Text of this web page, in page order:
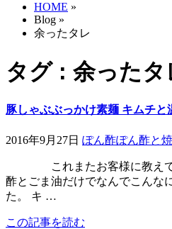
HOME »
Blog »
余ったタレ
タグ : 余ったタ
豚しゃぶぶっかけ素麺 キムチと
2016年9月27日 ぽん酢ぽん酢と
これまたお客様に教えて
酢とごま油だけでなんでこんな
た。 キ …
この記事を読む